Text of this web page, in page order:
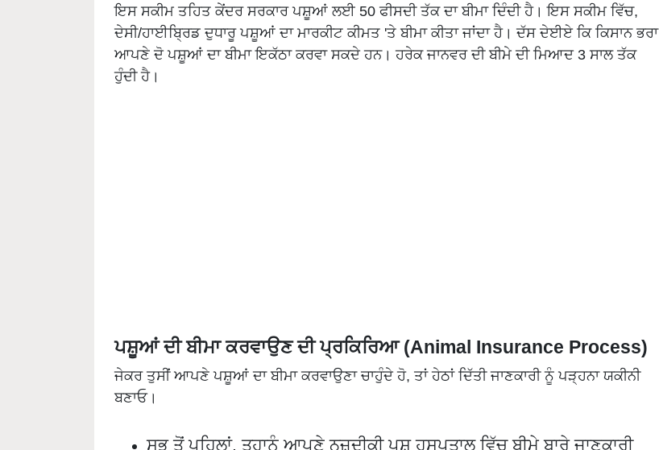
ਇਸ ਸਕੀਮ ਤਹਿਤ ਕੇਂਦਰ ਸਰਕਾਰ ਪਸ਼ੂਆਂ ਲਈ 50 ਫੀਸਦੀ ਤੱਕ ਦਾ ਬੀਮਾ ਦਿੰਦੀ ਹੈ। ਇਸ ਸਕੀਮ ਵਿੱਚ,
ਦੇਸੀ/ਹਾਈਬ੍ਰਿਡ ਦੁਧਾਰੂ ਪਸ਼ੂਆਂ ਦਾ ਮਾਰਕੀਟ ਕੀਮਤ 'ਤੇ ਬੀਮਾ ਕੀਤਾ ਜਾਂਦਾ ਹੈ। ਦੱਸ ਦੇਈਏ ਕਿ ਕਿਸਾਨ ਭਰਾ
ਆਪਣੇ ਦੋ ਪਸ਼ੂਆਂ ਦਾ ਬੀਮਾ ਇਕੱਠਾ ਕਰਵਾ ਸਕਦੇ ਹਨ। ਹਰੇਕ ਜਾਨਵਰ ਦੀ ਬੀਮੇ ਦੀ ਮਿਆਦ 3 ਸਾਲ ਤੱਕ
ਹੁੰਦੀ ਹੈ।
ਪਸ਼ੂਆਂ ਦੀ ਬੀਮਾ ਕਰਵਾਉਣ ਦੀ ਪ੍ਰਕਿਰਿਆ (Animal Insurance Process)
ਜੇਕਰ ਤੁਸੀਂ ਆਪਣੇ ਪਸ਼ੂਆਂ ਦਾ ਬੀਮਾ ਕਰਵਾਉਣਾ ਚਾਹੁੰਦੇ ਹੋ, ਤਾਂ ਹੇਠਾਂ ਦਿੱਤੀ ਜਾਣਕਾਰੀ ਨੂੰ ਪੜ੍ਹਨਾ ਯਕੀਨੀ
ਬਣਾਓ।
ਸਭ ਤੋਂ ਪਹਿਲਾਂ, ਤੁਹਾਨੂੰ ਆਪਣੇ ਨਜ਼ਦੀਕੀ ਪਸ਼ੂ ਹਸਪਤਾਲ ਵਿੱਚ ਬੀਮੇ ਬਾਰੇ ਜਾਣਕਾਰੀ